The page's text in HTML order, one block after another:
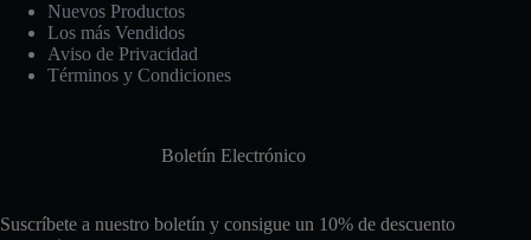
Nuevos Productos
Los más Vendidos
Aviso de Privacidad
Términos y Condiciones
Boletín Electrónico
Suscríbete a nuestro boletín y consigue un 10% de descuento